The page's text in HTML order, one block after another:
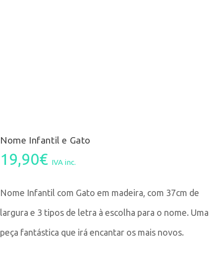
Nome Infantil e Gato
19,90€ IVA inc.
Nome Infantil com Gato em madeira, com 37cm de
largura e 3 tipos de letra à escolha para o nome. Uma
peça fantástica que irá encantar os mais novos.